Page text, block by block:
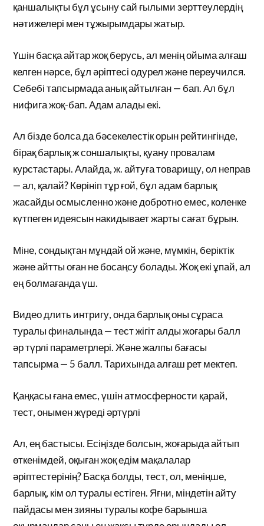
қаншалықты бұл ұсыну сай ғылыми зерттеулердің
нәтижелері мен тұжырымдары жатыр.
Үшін басқа айтар жоқ берусь, ал менің ойыма алғаш
келген нәрсе, бұл әріптесі одурел және переучился.
Себебі тапсырмада анық айтылған — бап. Ал бұл
нифига жоқ-бап. Адам алады екі.
Ал бізде болса да бәсекелестік орын рейтингінде,
бірақ барлық ж соншалықты, қуану провалам
курстастары. Алайда, ж. айтуға товарищу, ол неправ
— ал, қалай? Көрініп тұр ғой, бұл адам барлық
жасайды осмысленно және добротно емес, коленке
күтпеген идеясын накидывает жарты сағат бұрын.
Міне, сондықтан мұндай ой және, мүмкін, беріктік
және айтты оған не босаңсу болады. Жоқ екі ұпай, ал
ең болмағанда үш.
Видео длить интригу, онда барлық оны сұраса
туралы финалында — тест жігіт алды жоғары балл
әр түрлі параметрлері. Және жалпы бағасы
тапсырма — 5 балл. Тарихында алғаш рет мектеп.
Қаңқасы ғана емес, үшін атмосферности қарай,
тест, онымен жүреді әртүрлі
Ал, ең бастысы. Есіңізде болсын, жоғарыда айтып
өткенімдей, оқыған жоқ едім мақалалар
әріптестерінің? Басқа болды, тест, ол, меніңше,
барлық, кім ол туралы естіген. Яғни, міндетін айту
пайдасы мен зияны туралы кофе барынша